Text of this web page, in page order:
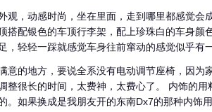
远程启动发动机开启空调，这样的情况，当我
观，动感时尚，坐在里面，走到哪里都感觉
搭配银色的车顶行李架，配上珍珠白的车身
，轻轻一踩就感觉车身往前窜动的感觉似乎
，几乎也只有友好的一项支出了，而且每次换
意的地方，要说全系没有电动调节座椅，因
整很长的时间，太费神，太费心了。 内饰的
。如果换成是我朋友开的东南Dx7的那种内饰